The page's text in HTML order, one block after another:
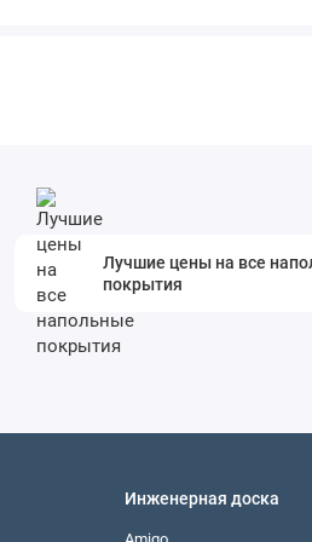
Лучшие цены на все
покрытия
Инженерная доска